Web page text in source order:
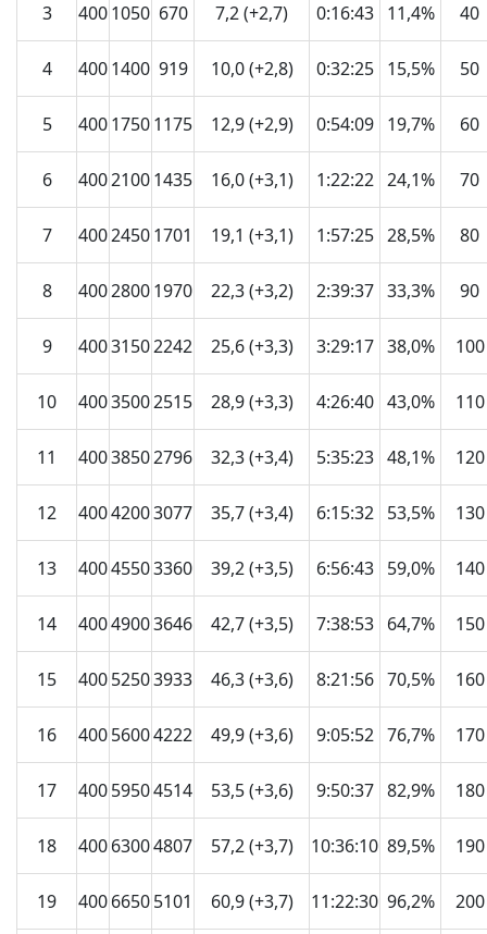
3 4001050 670 7,2 (+2,7) 0:16:43 11,4% 40
4 4001400 919 10,0 (+2,8) 0:32:25 15,5% 50
5 40017501175 12,9 (+2,9) 0:54:09 19,7% 60
6 40021001435 16,0 (+3,1) 1:22:22 24,1% 70
7 40024501701 19,1 (+3,1) 1:57:25 28,5% 80
8 40028001970 22,3 (+3,2) 2:39:37 33,3% 90
9 40031502242 25,6 (+3,3) 3:29:17 38,0% 100
10 40035002515 28,9 (+3,3) 4:26:40 43,0% 110
11 40038502796 32,3 (+3,4) 5:35:23 48,1% 120
12 40042003077 35,7 (+3,4) 6:15:32 53,5% 130
13 40045503360 39,2 (+3,5) 6:56:43 59,0% 140
14 40049003646 42,7 (+3,5) 7:38:53 64,7% 150
15 40052503933 46,3 (+3,6) 8:21:56 70,5% 160
16 40056004222 49,9 (+3,6) 9:05:52 76,7% 170
17 40059504514 53,5 (+3,6) 9:50:37 82,9% 180
18 40063004807 57,2 (+3,7) 10:36:10 89,5% 190
19 40066505101 60,9 (+3,7) 11:22:30 96,2% 200